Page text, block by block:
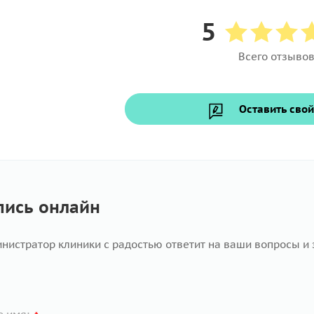
5
Всего
Оставить
онлайн
клиники с радостью ответит на ваши вопросы